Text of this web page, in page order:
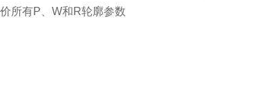
所有P、W和R轮廓参数